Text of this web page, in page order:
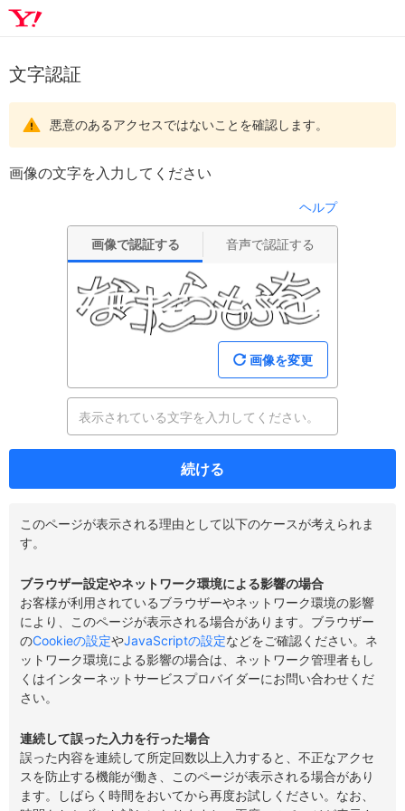
文字認証
悪意のあるアクセスではないことを確認します。
画像の文字を入力してください
ヘルプ
画像で認証する 音声で認証する
画像を変更
続ける
このページが表示される理由として以下のケースが考えられま
す。
ブラウザー設定やネットワーク環境による影響の場合
お客様が利用されているブラウザーやネットワーク環境の影響
により、このページが表示される場合があります。ブラウザー
のCookieの設定やJavaScriptの設定などをご確認ください。ネ
ットワーク環境による影響の場合は、ネットワーク管理者もし
くはインターネットサービスプロバイダーにお問い合わせくだ
さい。
連続して誤った入力を行った場合
誤った内容を連続して所定回数以上入力すると、不正なアクセ
スを防止する機能が働き、このページが表示される場合があり
ます。しばらく時間をおいてから再度お試しください。なお、